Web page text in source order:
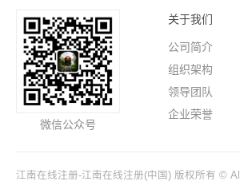
微信公众号
关于我们
公司简介
组织架构
领导团队
企业荣誉
江南在线注册-江南在线注册(中国) 版权所有 ©